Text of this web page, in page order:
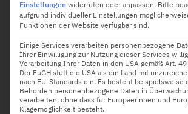
Einstellungen widerrufen oder anpassen. Bitte
aufgrund individueller Einstellungen
Funktionen der Website verfügbar sind.
Einige Services verarbeiten personenbezogene
Ihrer Einwilligung zur Nutzung dieser Services
Verarbeitung Ihrer Daten in den USA gemäß Art. 49
Der EuGH stuft die USA als ein Land mit
nach EU-Standards ein. Es besteht beispielsweise
Behörden personenbezogene Daten in
verarbeiten, ohne dass für Europäerinnen und
Klagemöglichkeit besteht.